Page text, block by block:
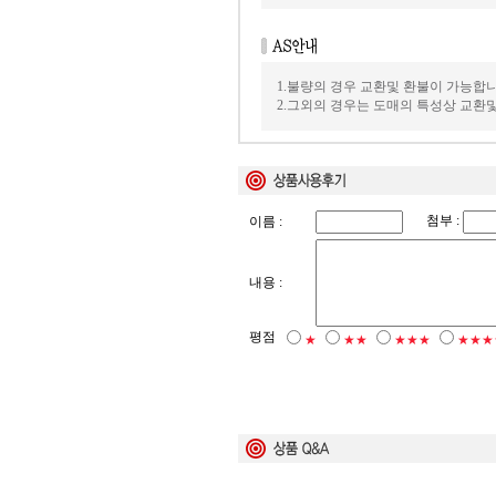
1.불량의 경우 교환및 환불이 가능합
2.그외의 경우는 도매의 특성상 교환
이름 : 첨부 :
내용 :
평점 ★ ★★ ★★★